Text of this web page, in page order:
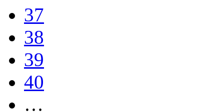
37
38
39
40
…